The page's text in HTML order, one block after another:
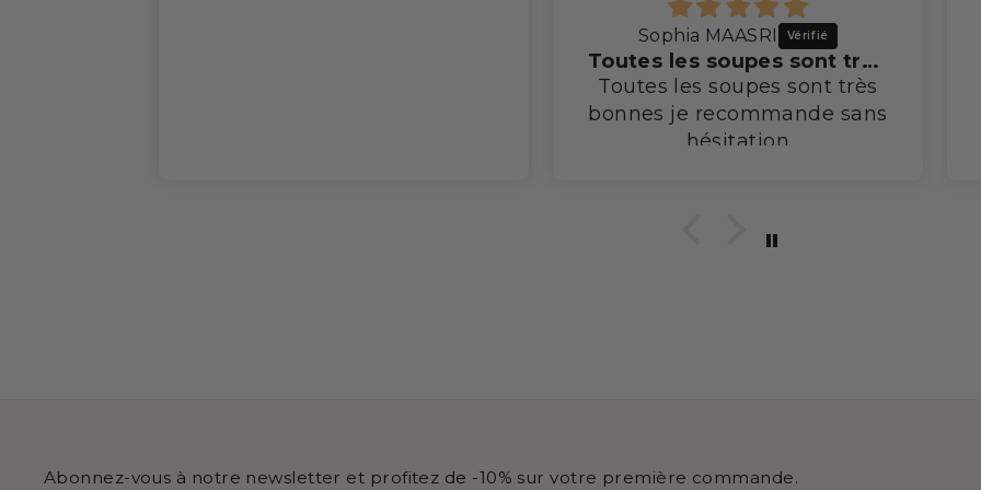
Sophia MAASRI
Toutes les soupes sont très bonnes je recommande
Toutes les soupes sont très
bonnes je recommande sans
hésitation
Abonnez-vous à notre newsletter et profitez de -10% sur votre première commande.